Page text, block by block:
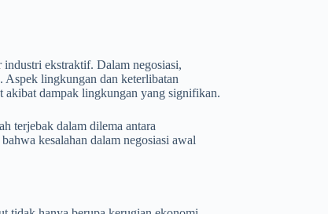
industri ekstraktif. Dalam negosiasi,
Aspek lingkungan dan keterlibatan
akibat dampak lingkungan yang signifikan.
terjebak dalam dilema antara
kesalahan dalam negosiasi awal